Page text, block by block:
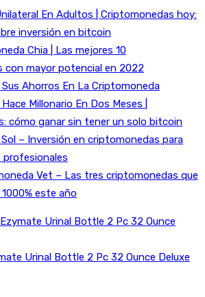
En Adultos | Criptomonedas hoy:
inversión en bitcoin
Chia | Las mejores 10
con mayor potencial en 2022
Ahorros En La Criptomoneda
Millonario En Dos Meses |
cómo ganar sin tener un solo bitcoin
– Inversión en criptomonedas para
Vet – Las tres criptomonedas que
este año
Ezymate Urinal Bottle 2 Pc 32 Ounce
Urinal Bottle 2 Pc 32 Ounce Deluxe